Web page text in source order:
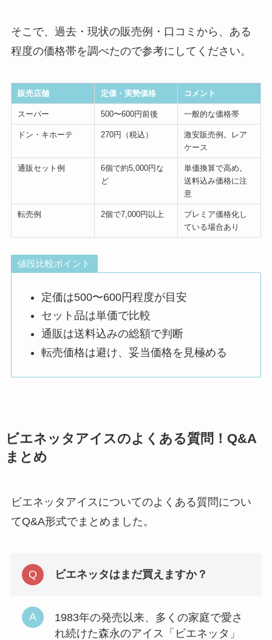
そこで、過去・現状の販売例・口コミから、ある
程度の価格帯を調べたので参考にしてください。
販売店舗 定価・実勢価格 コメント
スーパー 500〜600円前後 一般的な価格帯
ドン・キホーテ 270円（税込）
激安販売例。レア
ケース
通販セット例
6個で約5,000円な
ど
単価換算で高め。
送料込み価格に注
意
転売例 2個で7,000円以上
プレミア価格化し
ている場合あり
値段比較ポイント
定価は500〜600円程度が目安
セット品は単価で比較
通販は送料込みの総額で判断
転売価格は避け、妥当価格を見極める
ビエネッタアイスのよくある質問！Q&A
まとめ
ビエネッタアイスについてのよくある質問につい
てQ&A形式でまとめました。
ビエネッタはまだ買えますか？
1983年の発売以来、多くの家庭で愛さ
れ続けた森永のアイス「ビエネッタ」